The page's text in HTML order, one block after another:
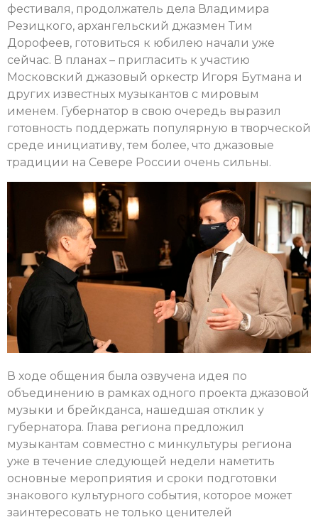
фестиваля, продолжатель дела Владимира
Резицкого, архангельский джазмен Тим
Дорофеев, готовиться к юбилею начали уже
сейчас. В планах – пригласить к участию
Московский джазовый оркестр Игоря Бутмана и
других известных музыкантов с мировым
именем. Губернатор в свою очередь выразил
готовность поддержать популярную в творческой
среде инициативу, тем более, что джазовые
традиции на Севере России очень сильны.
В ходе общения была озвучена идея по
объединению в рамках одного проекта джазовой
музыки и брейкданса, нашедшая отклик у
губернатора. Глава региона предложил
музыкантам совместно с минкультуры региона
уже в течение следующей недели наметить
основные мероприятия и сроки подготовки
знакового культурного события, которое может
заинтересовать не только ценителей